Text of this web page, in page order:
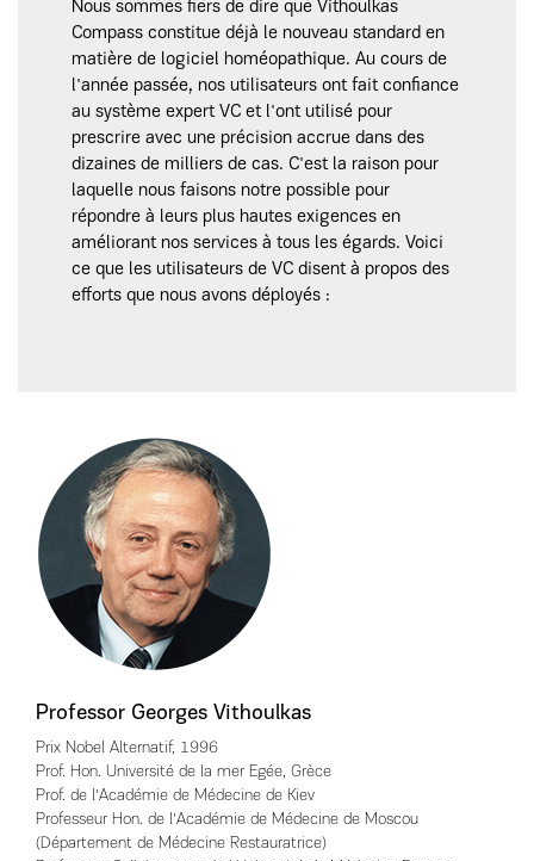
Nous sommes fiers de dire que Vithoulkas
Compass constitue déjà le nouveau standard en
matière de logiciel homéopathique. Au cours de
l'année passée, nos utilisateurs ont fait confiance
au système expert VC et l'ont utilisé pour
prescrire avec une précision accrue dans des
dizaines de milliers de cas. C'est la raison pour
laquelle nous faisons notre possible pour
répondre à leurs plus hautes exigences en
améliorant nos services à tous les égards. Voici
ce que les utilisateurs de VC disent à propos des
efforts que nous avons déployés :
Professor Georges Vithoulkas
Prix Nobel Alternatif, 1996
Prof. Hon. Université de la mer Egée, Grèce
Prof. de l'Académie de Médecine de Kiev
Professeur Hon. de l'Académie de Médecine de Moscou
(Département de Médecine Restauratrice)